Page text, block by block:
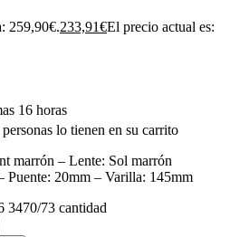
259,90€.233,91€El precio actual es:
16 horas
lo tienen en su carrito
marrón – Lente: Sol marrón
Puente: 20mm – Varilla: 145mm
73 cantidad